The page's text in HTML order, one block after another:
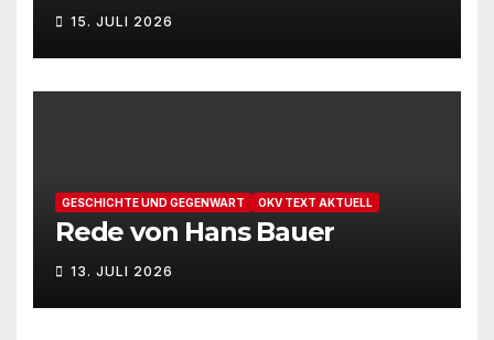
15. JULI 2026
GESCHICHTE UND GEGENWART OKV TEXT AKTUELL
Rede von Hans Bauer
13. JULI 2026